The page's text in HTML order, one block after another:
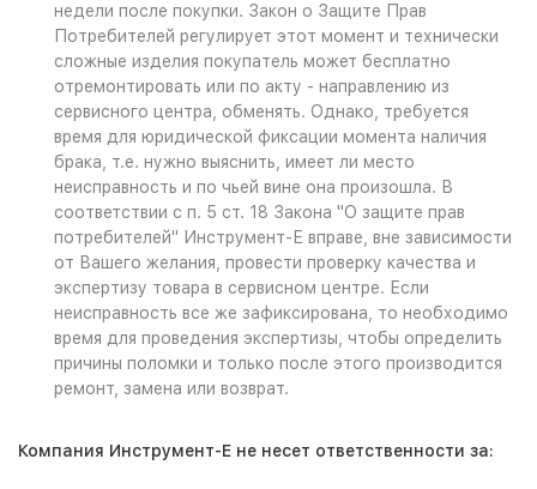
недели после покупки. Закон о Защите Прав
Потребителей регулирует этот момент и технически
сложные изделия покупатель может бесплатно
отремонтировать или по акту - направлению из
сервисного центра, обменять. Однако, требуется
время для юридической фиксации момента наличия
брака, т.е. нужно выяснить, имеет ли место
неисправность и по чьей вине она произошла. В
соответствии с п. 5 ст. 18 Закона "О защите прав
потребителей" Инструмент-Е вправе, вне зависимости
от Вашего желания, провести проверку качества и
экспертизу товара в сервисном центре. Если
неисправность все же зафиксирована, то необходимо
время для проведения экспертизы, чтобы определить
причины поломки и только после этого производится
ремонт, замена или возврат.
Компания Инструмент-Е не несет ответственности за: